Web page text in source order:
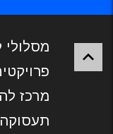
מסלולי
מרכז
תעסוקה